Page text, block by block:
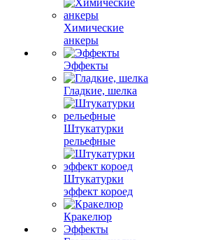
Химические
анкеры
Эффекты
Гладкие, шелка
Штукатурки
рельефные
Штукатурки
эффект короед
Кракелюр
Эффекты